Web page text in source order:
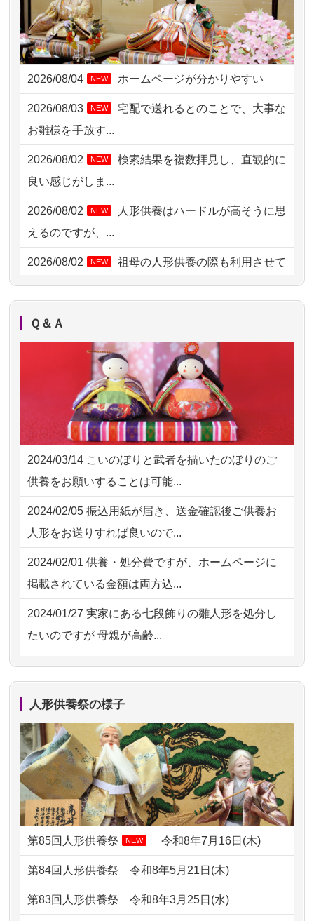
2026/08/03 21:17 愛知県の方からお申込み
2026/08/02 18:47 虎ノ門の方からお申込み
2026/08/02 11:15 千葉県の方からお申込み
2026/08/02 10:39 神奈川の方からお申込み
2026/08/01 19:28 東京都の方からお申込み
2026/08/01 17:10
2026/08/01 11:07 さいたの方からお申込み
2026/07/31 17:28 栃木県の方からお申込み
2026/07/31 12:32
2026/07/31 10:29 京都市の方からお申込み
2026/07/31 08:41 埼玉県の方からお申込み
2026/07/30 22:27 墨田区の方からお申込み
2026/07/30 17:02 神奈川の方からお申込み
2026/07/30 15:59 神奈川の方からお申込み
2026/07/30 08:46 東京都の方からお申込み
2026/08/04 NEW ホームページが分かりやすい
2026/08/03 NEW
宅配で送れるとのことで、大事な
お雛様を手放す...
2026/08/02 NEW
検索結果を複数拝見し、直観的に
良い感じがしま...
2026/08/02 NEW
人形供養はハードルが高そうに思
えるのですが、...
2026/08/02 NEW
祖母の人形供養の際も利用させて
いただき安心感がある
供養の内容（料金や送り方等）がとて
も丁寧に説...
2026/07/18つい先日も利用させていただきまし
た。 手続...
2026/07/18 大切にしていたお人形をきちんと供養
してくださ...
2026/07/15 子供の頃から可愛がってきた七段飾り
の雛人形で...
2026/07/15 お客様の声を読み、丁寧に供養してい
ただけそう...
2026/07/13 遠方からでもご依頼出来る点と申込ま
での方法が...
2026/07/10家から近かったので。
2026/07/08誰も住んでいない実家の片付けを始め
ました。 ...
2026/07/069年間自由が丘店を見守ってくれてあり
がとう。
2026/07/05しっかりとお人形たちの供養をしてい
ただけると...
2026/06/30 長年大事にしてきた雛人形です、供養
Ｑ＆Ａ
2024/03/14 こいのぼりと武者を描いたのぼりのご
供養をお願いすることは可能...
2024/02/05 振込用紙が届き、送金確認後ご供養お
人形をお送りすれば良いので...
2024/02/01 供養・処分費ですが、ホームページに
掲載されている金額は両方込...
2024/01/27 実家にある七段飾りの雛人形を処分し
たいのですが 母親が高齢...
2024/01/13剥製の供養・処分をお願いできます
ですが？
2024/01/13お雛様のセットを供養・処分したいの
ですが、お雛様とお内裏様だ...
2024/01/13供養申込みの後、供養祭までお人形は
どうなってるのですか？
2024/01/13会社のようですが、きちんと供養して
人形供養祭の様子
第85回人形供養祭 NEW 令和8年7月16日(木)
第84回人形供養祭令和8年5月21日(木)
第83回人形供養祭令和8年3月25日(水)